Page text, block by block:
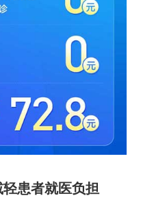
患者就医负担